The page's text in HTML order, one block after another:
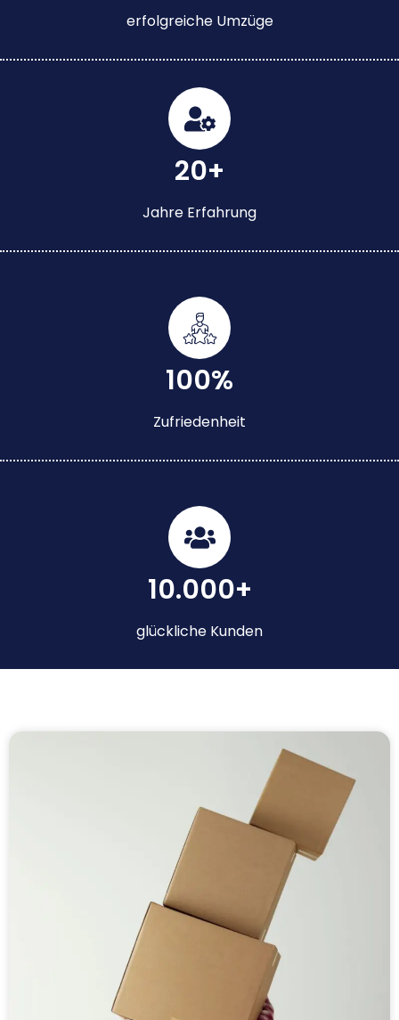
erfolgreiche Umzüge
20+
Jahre Erfahrung
100%
Zufriedenheit
10.000+
glückliche Kunden